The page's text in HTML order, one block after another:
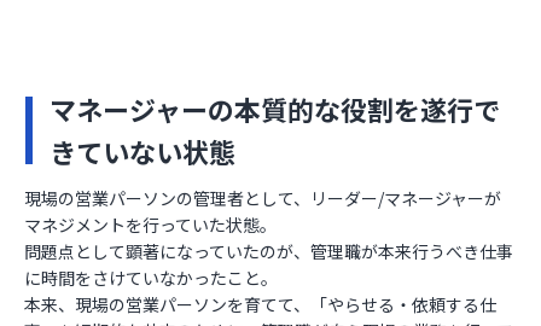
お役立ち資料
マネージャーの本質的な役割を遂行で
きていない状態
現場の営業パーソンの管理者として、リーダー/マネージャーが
マネジメントを行っていた状態。
問題点として顕著になっていたのが、管理職が本来行うべき仕事
に時間をさけていなかったこと。
本来、現場の営業パーソンを育てて、「やらせる・依頼する仕